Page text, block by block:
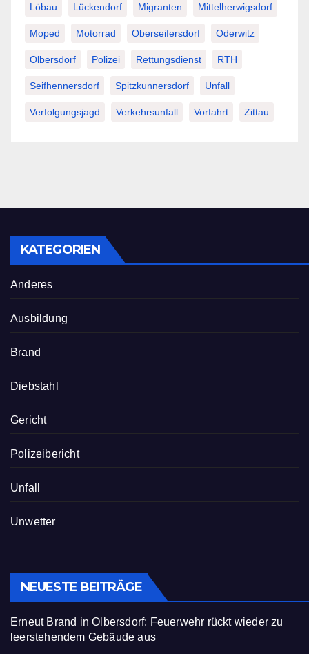
Löbau Lückendorf Migranten Mittelherwigsdorf
Moped Motorrad Oberseifersdorf Oderwitz
Olbersdorf Polizei Rettungsdienst RTH
Seifhennersdorf Spitzkunnersdorf Unfall
Verfolgungsjagd Verkehrsunfall Vorfahrt Zittau
KATEGORIEN
Anderes
Ausbildung
Brand
Diebstahl
Gericht
Polizeibericht
Unfall
Unwetter
NEUESTE BEITRÄGE
Erneut Brand in Olbersdorf: Feuerwehr rückt wieder zu
leerstehendem Gebäude aus